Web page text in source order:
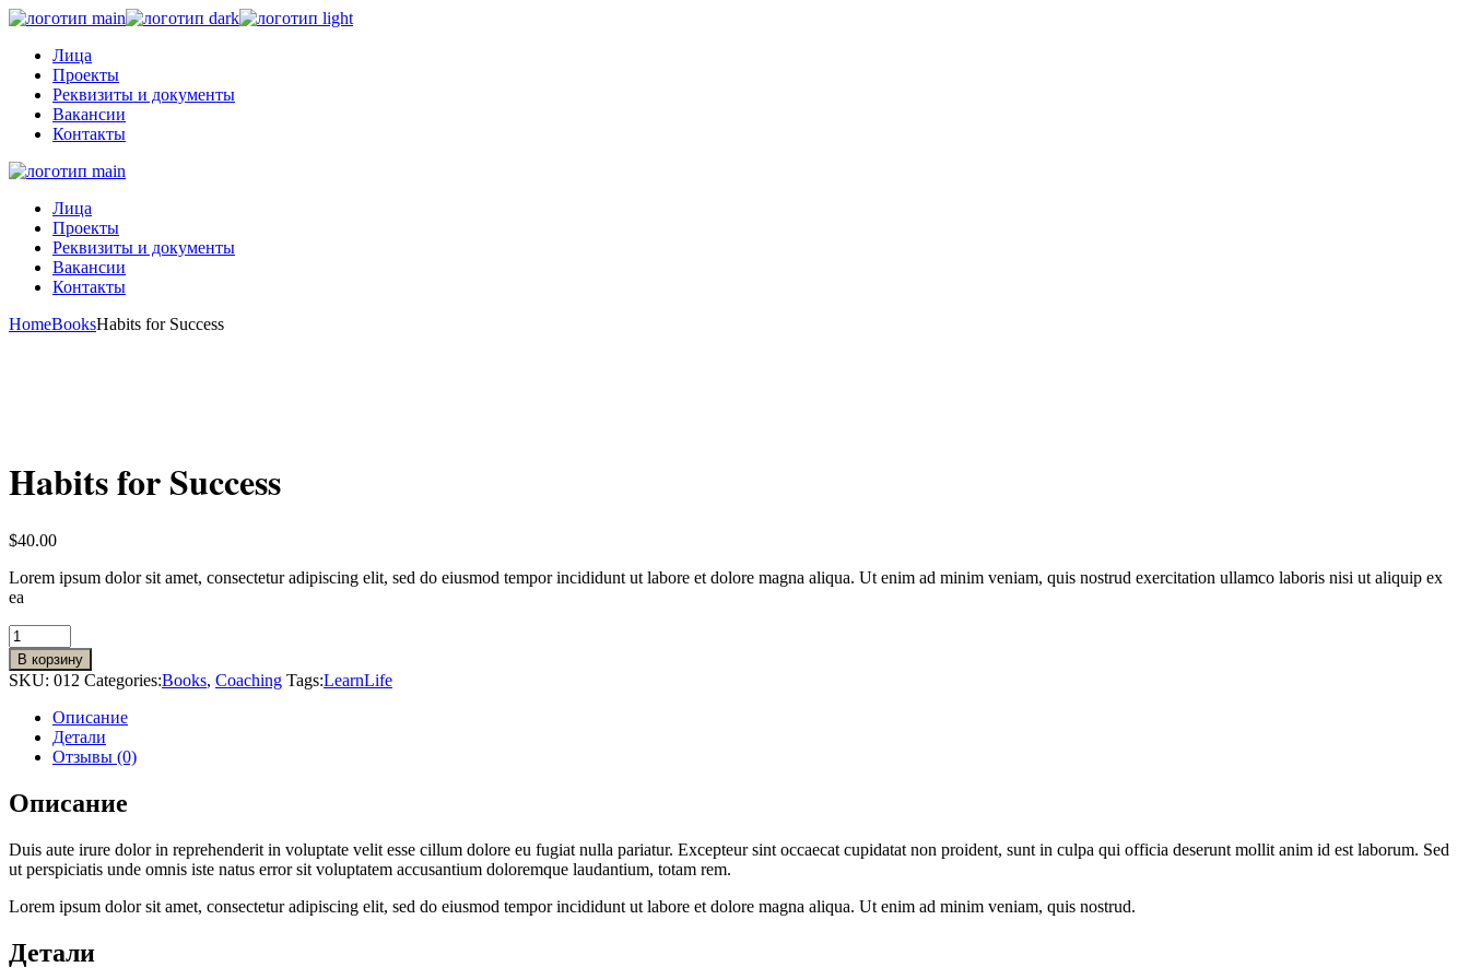
Skip
content
Лица
Проекты
Реквизиты и документы
Вакансии
Контакты
Лица
Проекты
Реквизиты и документы
Вакансии
Контакты
HomeBooksHabits for Success
Habits for Success
$40.00
Lorem ipsum dolor sit amet, consectetur adipiscing elit, sed do eiusmod tempor incididunt ut labore et dolore magna aliqua. Ut enim ad minim veniam, quis nostrud exercitation ullamco laboris nisi ut aliquip ex
ea
Habits
for
Success
quantity
В корзину
SKU: 012 Categories:Books, Coaching Tags:LearnLife
Описание
Детали
Отзывы (0)
Описание
Duis aute irure dolor in reprehenderit in voluptate velit esse cillum dolore eu fugiat nulla pariatur. Excepteur sint occaecat cupidatat non proident, sunt in culpa qui officia deserunt mollit anim id est laborum. Sed
ut perspiciatis unde omnis iste natus error sit voluptatem accusantium doloremque laudantium, totam rem.
Lorem ipsum dolor sit amet, consectetur adipiscing elit, sed do eiusmod tempor incididunt ut labore et dolore magna aliqua. Ut enim ad minim veniam, quis nostrud.
Детали